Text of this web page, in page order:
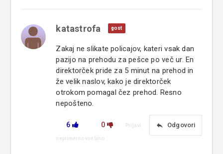
katastrofa gost
Zakaj ne slikate policajov, kateri vsak dan
pazijo na prehodu za pešce po več ur. En
direktorček pride za 5 minut na prehod in
že velik naslov, kako je direktorček
otrokom pomagal čez prehod. Resno
nepošteno.
6 0 reply Odgovori
Prijavi
neprimerno vsebino